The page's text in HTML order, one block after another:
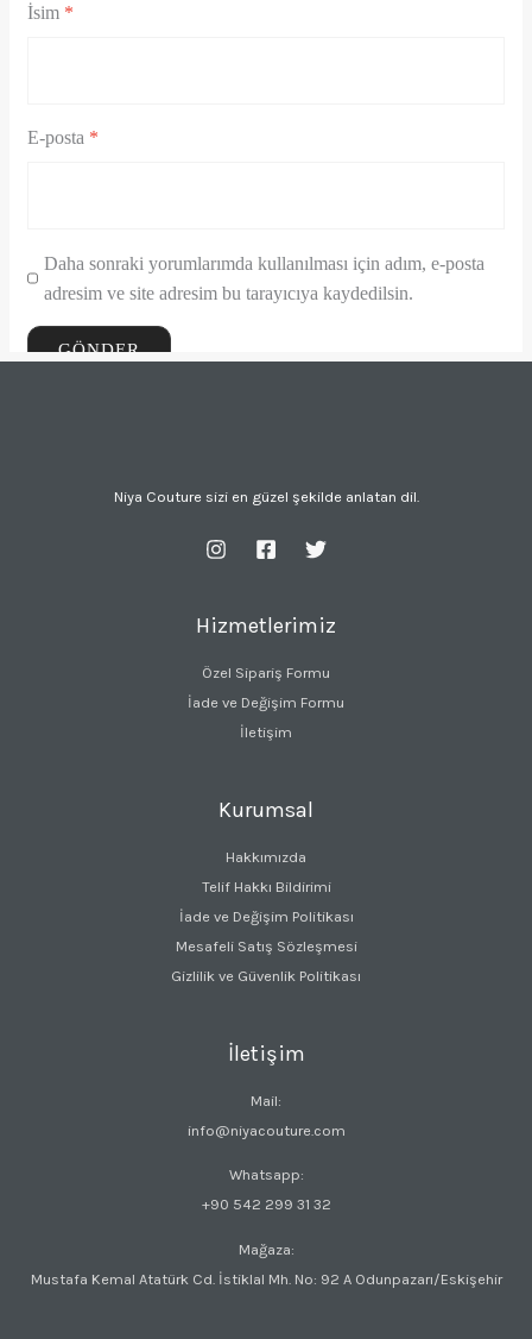
İsim *
E-posta *
Daha sonraki yorumlarımda kullanılması için adım, e-posta
adresim ve site adresim bu tarayıcıya kaydedilsin.
Niya Couture sizi en güzel şekilde anlatan dil.
Hizmetlerimiz
Özel Sipariş Formu
İade ve Değişim Formu
İletişim
Kurumsal
Hakkımızda
Telif Hakkı Bildirimi
İade ve Değişim Politikası
Mesafeli Satış Sözleşmesi
Gizlilik ve Güvenlik Politikası
İletişim
Mail:
info@niyacouture.com
Whatsapp:
+90 542 299 31 32
Mağaza:
Mustafa Kemal Atatürk Cd. İstiklal Mh. No: 92 A Odunpazarı/Eskişehir